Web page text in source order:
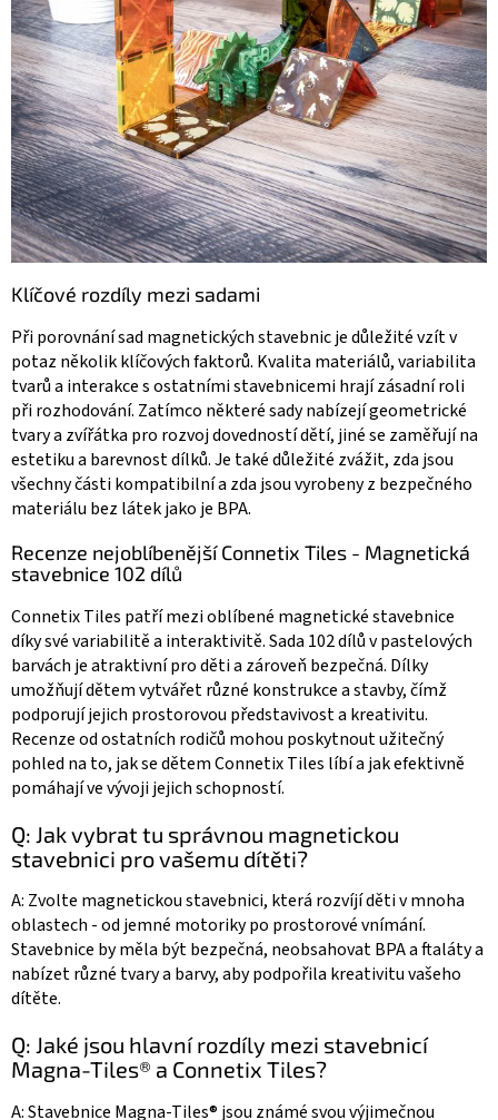
Klíčové rozdíly mezi sadami
Při porovnání sad magnetických stavebnic je důležité vzít v
potaz několik klíčových faktorů. Kvalita materiálů, variabilita
tvarů a interakce s ostatními stavebnicemi hrají zásadní roli
při rozhodování. Zatímco některé sady nabízejí geometrické
tvary a zvířátka pro rozvoj dovedností dětí, jiné se zaměřují na
estetiku a barevnost dílků. Je také důležité zvážit, zda jsou
všechny části kompatibilní a zda jsou vyrobeny z bezpečného
materiálu bez látek jako je BPA.
Recenze nejoblíbenější Connetix Tiles - Magnetická
stavebnice 102 dílů
Connetix Tiles patří mezi oblíbené magnetické stavebnice
díky své variabilitě a interaktivitě. Sada 102 dílů v pastelových
barvách je atraktivní pro děti a zároveň bezpečná. Dílky
umožňují dětem vytvářet různé konstrukce a stavby, čímž
podporují jejich prostorovou představivost a kreativitu.
Recenze od ostatních rodičů mohou poskytnout užitečný
pohled na to, jak se dětem Connetix Tiles líbí a jak efektivně
pomáhají ve vývoji jejich schopností.
Q: Jak vybrat tu správnou magnetickou
stavebnici pro vašemu dítěti?
A: Zvolte magnetickou stavebnici, která rozvíjí děti v mnoha
oblastech - od jemné motoriky po prostorové vnímání.
Stavebnice by měla být bezpečná, neobsahovat BPA a ftaláty a
nabízet různé tvary a barvy, aby podpořila kreativitu vašeho
dítěte.
Q: Jaké jsou hlavní rozdíly mezi stavebnicí
Magna-Tiles® a Connetix Tiles?
A: Stavebnice Magna-Tiles® jsou známé svou výjimečnou